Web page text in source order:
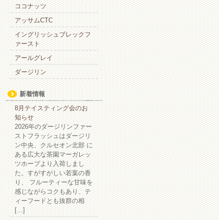
ココナッツ
アッサムCTC
イングリッシュブレックフ
ァースト
アールグレイ
ダージリン
新着情報
8月テイスティング会のお
知らせ
2026年のダージリンファー
ストフラッシュはダージリ
ン中央、クルセオン北部 に
ある広大な茶園マーガレッ
ツホープより入荷しまし
た。すがすがしい若葉の香
り、 フルーティーな甘味を
感じながらコクもあり、テ
ィーフードとも抜群の相
[…]